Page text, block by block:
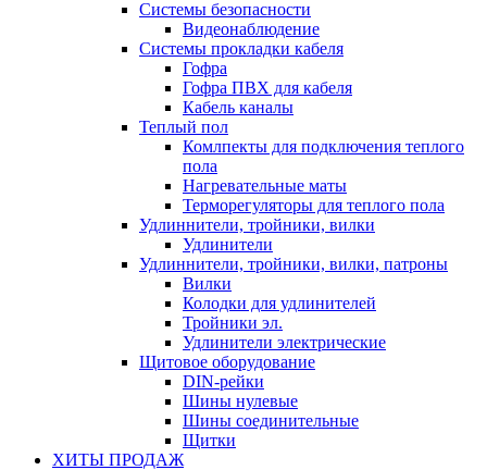
Системы безопасности
Видеонаблюдение
Системы прокладки кабеля
Гофра
Гофра ПВХ для кабеля
Кабель каналы
Теплый пол
Комлпекты для подключения теплого
пола
Нагревательные маты
Терморегуляторы для теплого пола
Удлиннители, тройники, вилки
Удлинители
Удлиннители, тройники, вилки, патроны
Вилки
Колодки для удлинителей
Тройники эл.
Удлинители электрические
Щитовое оборудование
DIN-рейки
Шины нулевые
Шины соединительные
Щитки
ХИТЫ ПРОДАЖ